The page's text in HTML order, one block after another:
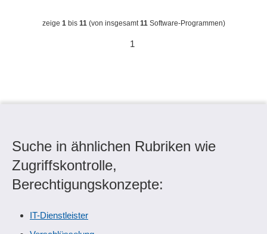
zeige 1bis 11(von insgesamt11Software-Programmen)
1
Suche in ähnlichen Rubriken wie
Zugriffskontrolle,
Berechtigungskonzepte:
IT-Dienstleister